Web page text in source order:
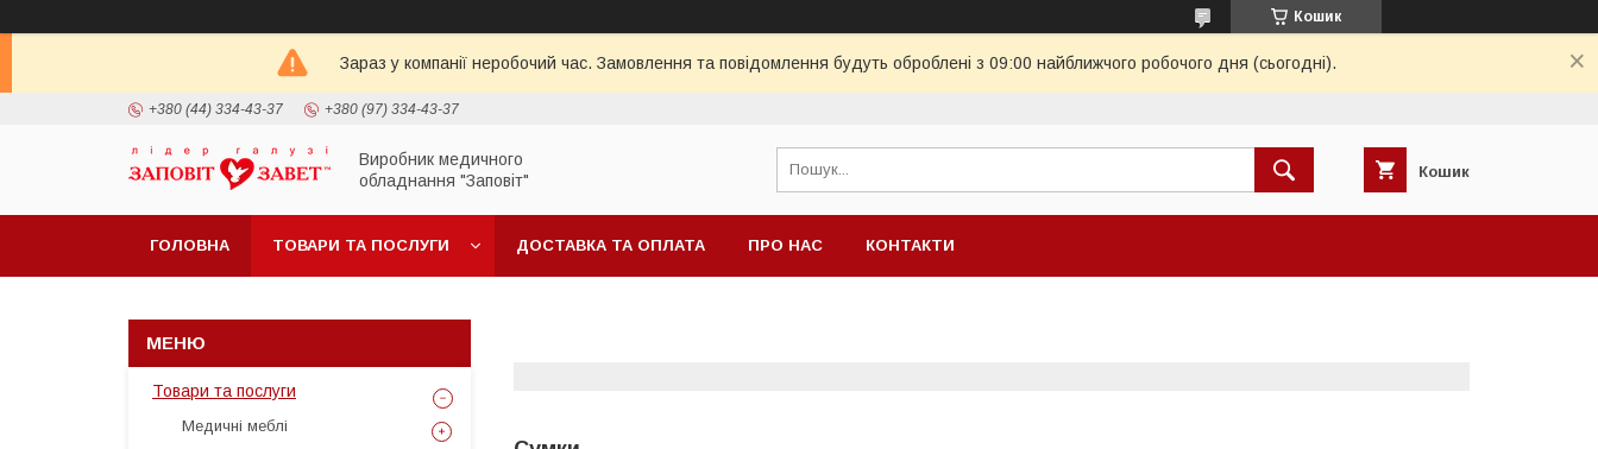
Кошик
Зараз у компанії неробочий час. Замовлення та повідомлення будуть оброблені з 09:00 найближчого робочого дня (сьогодні).
+380 (44) 334-43-37 +380 (97) 334-43-37
Виробник медичного
обладнання "Заповіт"
Кошик
ГОЛОВНА ТОВАРИ ТА ПОСЛУГИ ДОСТАВКА ТА ОПЛАТА ПРО НАС КОНТАКТИ
Товари та послуги
Медичні меблі